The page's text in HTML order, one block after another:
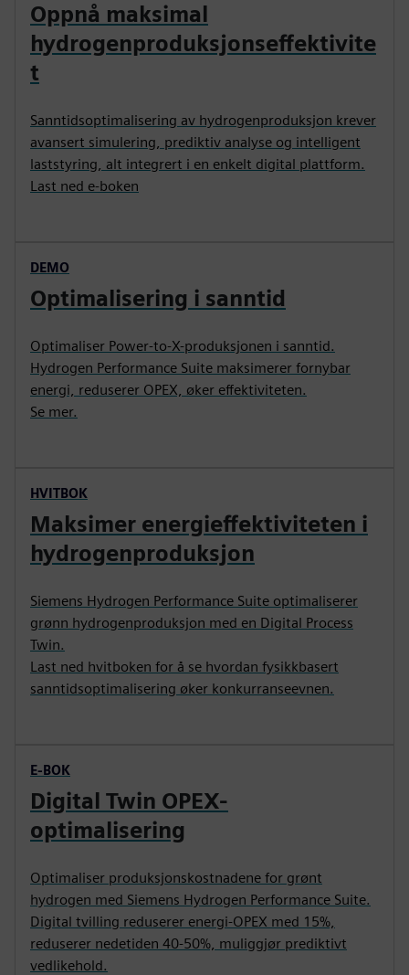
Oppnå maksimal
hydrogenproduksjonseffektivite
t
Sanntidsoptimalisering av hydrogenproduksjon krever
avansert simulering, prediktiv analyse og intelligent
laststyring, alt integrert i en enkelt digital plattform.
Last ned e-boken
DEMO
Optimalisering i sanntid
Optimaliser Power-to-X-produksjonen i sanntid.
Hydrogen Performance Suite maksimerer fornybar
energi, reduserer OPEX, øker effektiviteten.
Se mer.
HVITBOK
Maksimer energieffektiviteten i
hydrogenproduksjon
Siemens Hydrogen Performance Suite optimaliserer
grønn hydrogenproduksjon med en Digital Process
Twin.
Last ned hvitboken for å se hvordan fysikkbasert
sanntidsoptimalisering øker konkurranseevnen.
E-BOK
Digital Twin OPEX-
optimalisering
Optimaliser produksjonskostnadene for grønt
hydrogen med Siemens Hydrogen Performance Suite.
Digital tvilling reduserer energi-OPEX med 15%,
reduserer nedetiden 40-50%, muliggjør prediktivt
vedlikehold.